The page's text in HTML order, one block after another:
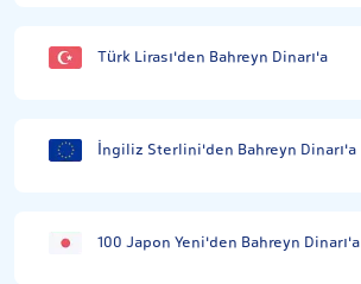
Türk Lirası'den Bahreyn Dinarı'a
İngiliz Sterlini'den Bahreyn Dinarı'a
100 Japon Yeni'den Bahreyn Dinarı'a